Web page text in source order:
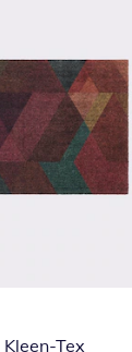
Tex